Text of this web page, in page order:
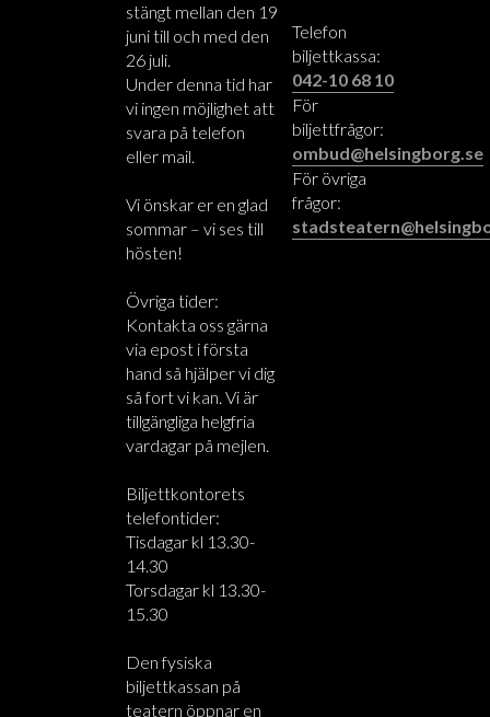
stängt mellan den 19
juni till och med den
26 juli.
Under denna tid har
vi ingen möjlighet att
svara på telefon
eller mail.
Vi önskar er en glad
sommar – vi ses till
hösten!
Övriga tider:
Kontakta oss gärna
via epost i första
hand så hjälper vi dig
så fort vi kan. Vi är
tillgängliga helgfria
vardagar på mejlen.
Biljettkontorets
telefontider:
Tisdagar kl 13.30-
14.30
Torsdagar kl 13.30-
15.30
Den fysiska
biljettkassan på
teatern öppnar en
Telefon
biljettkassa:
042-10 68 10
För
biljettfrågor:
ombud@helsingborg.se
För övriga
frågor: